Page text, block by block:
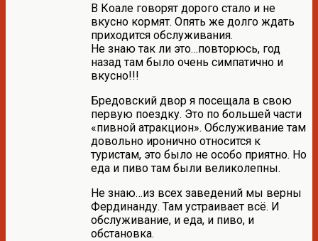
В Коале говорят дорого стало и не
вкусно кормят. Опять же долго ждать
приходится обслуживания.
Не знаю так ли это…повторюсь, год
назад там было очень симпатично и
вкусно!!!
Бредовский двор я посещала в свою
первую поездку. Это по большей части
«пивной атракцион». Обслуживание там
довольно иронично относится к
туристам, это было не особо приятно. Но
еда и пиво там были великолепны.
Не знаю…из всех заведений мы верны
Фердинанду. Там устраивает всё. И
обслуживание, и еда, и пиво, и
обстановка.